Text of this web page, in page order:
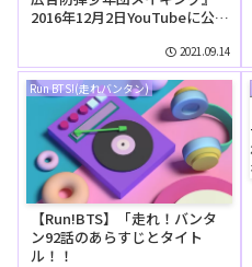
2016年12月2日YouTubeに公開
2021.09.14
Run BTS!(走れバンタン)
【Run!BTS】「走れ！バンタ
ン92話のあらすじとタイト
ル！！